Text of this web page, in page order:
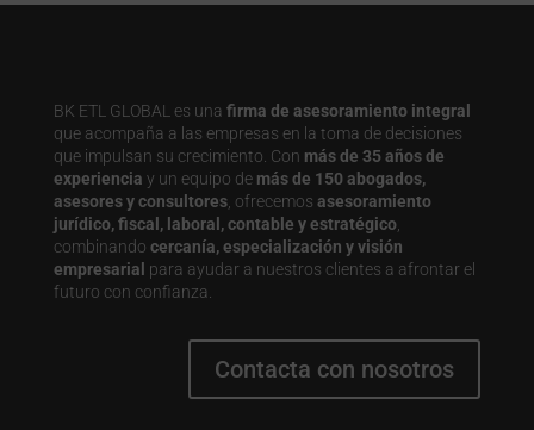
BK ETL GLOBAL es una firma de asesoramiento integral
que acompaña a las empresas en la toma de decisiones
que impulsan su crecimiento. Con más de 35 años de
experiencia y un equipo de más de 150 abogados,
asesores y consultores, ofrecemos asesoramiento
jurídico, fiscal, laboral, contable y estratégico
combinando cercanía, especialización y visión
empresarial para ayudar a nuestros clientes a afrontar el
futuro con confianza.
Contacta con nosotros